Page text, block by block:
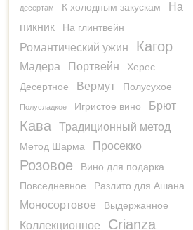
десертам К холодным закускам
На
пикник
На глинтвейн
Романтический ужин Кагор
Мадера Портвейн
Херес
Десертное
Вермут Полусухое
Полусладкое Игристое вино Брют
Кава Традиционный метод
Метод Шарма Просекко
Розовое
Вино для подарка
Повседневное
Разлито для Ашана
Моносортовое Выдержанное
Коллекционное Crianza